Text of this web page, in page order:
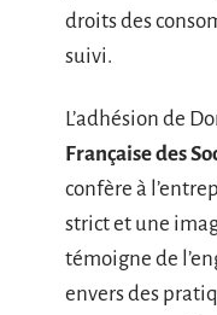
droits des
suivi.
L’adhésion de
Française des
confère à
strict et une
témoigne de
envers des